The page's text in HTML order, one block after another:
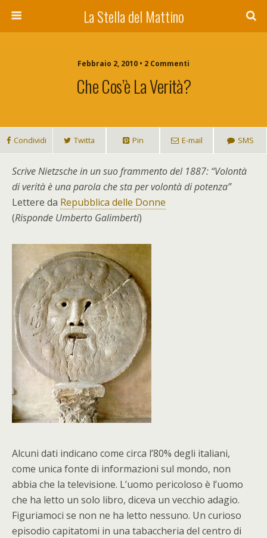
La Stella del Mattino
Febbraio 2, 2010 • 2 Commenti
Che Cos’è La Verità?
Condividi Twitta Pin E-mail SMS
Scrive Nietzsche in un suo frammento del 1887: “Volontà
di verità è una parola che sta per volontà di potenza”
Lettere da Repubblica delle Donne
(Risponde Umberto Galimberti)
Alcuni dati indicano come circa l’80% degli italiani,
come unica fonte di informazioni sul mondo, non
abbia che la televisione. L’uomo pericoloso è l’uomo
che ha letto un solo libro, diceva un vecchio adagio.
Figuriamoci se non ne ha letto nessuno. Un curioso
episodio capitatomi in una tabaccheria del centro di